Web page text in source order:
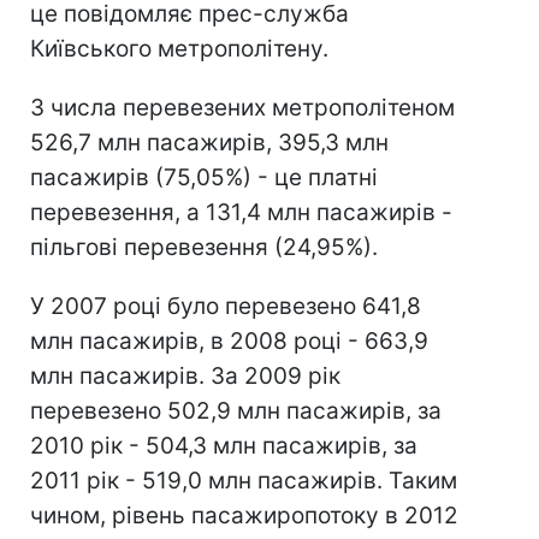
це повідомляє прес-служба
Київського метрополітену.
З числа перевезених метрополітеном
526,7 млн пасажирів, 395,3 млн
пасажирів (75,05%) - це платні
перевезення, а 131,4 млн пасажирів -
пільгові перевезення (24,95%).
У 2007 році було перевезено 641,8
млн пасажирів, в 2008 році - 663,9
млн пасажирів. За 2009 рік
перевезено 502,9 млн пасажирів, за
2010 рік - 504,3 млн пасажирів, за
2011 рік - 519,0 млн пасажирів. Таким
чином, рівень пасажиропотоку в 2012